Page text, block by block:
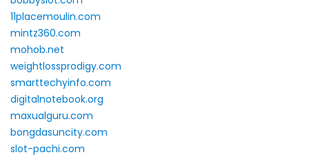
11placemoulin.com
mintz360.com
mohob.net
weightlossprodigy.com
smarttechyinfo.com
digitalnotebook.org
maxualguru.com
bongdasuncity.com
slot-pachi.com